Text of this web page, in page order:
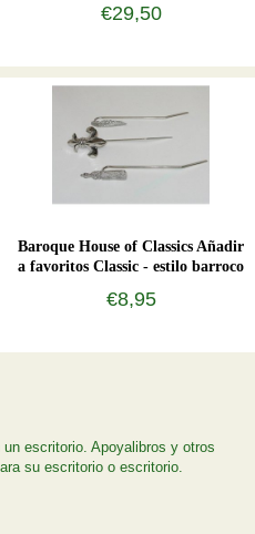
€29,50
Baroque House of Classics Añadir
a favoritos Classic - estilo barroco
€8,95
escritorio. Apoyalibros y otros
su escritorio o escritorio.